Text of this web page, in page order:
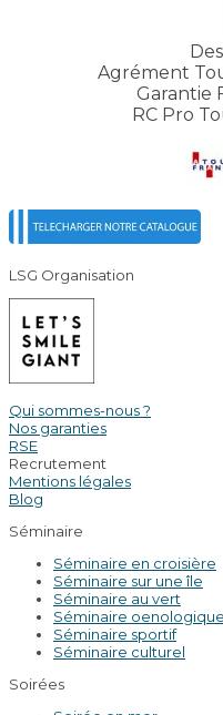
Agrément
Garantie
RC Pro
LSG Organisation
Qui sommes-nous ?
Nos garanties
RSE
Recrutement
Mentions légales
Blog
Séminaire
Séminaire en croisière
Séminaire sur une île
Séminaire au vert
Séminaire oenologique
Séminaire sportif
Séminaire culturel
Soirées